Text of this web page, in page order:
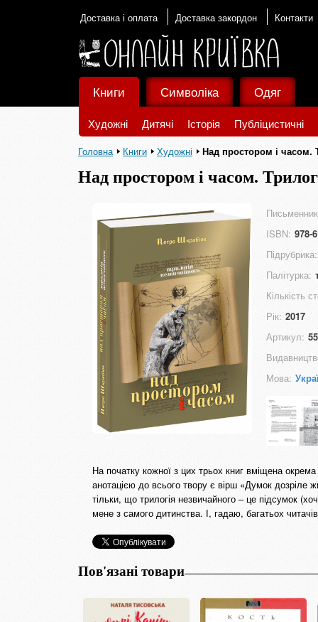
Доставка і оплата Доставка закордон Контакти
Книги
Художні Дитячі Історія Публіцистичні
Символіка Одяг
Головна Книги Художні Над простором і часом.
Над простором і часом.
ISBN: 978-
Підрубрика:
Палітурка:
Кількість
Рік: 2017
Артикул:
Мова:
На початку кожної з цих трьох книг вміщена
анотацією до всього твору є вірш «Думок дозріле
тільки, що трилогія незвичайного – це підсумок
мене з самого дитинства. І, гадаю, багатьох
Пов'язані товари